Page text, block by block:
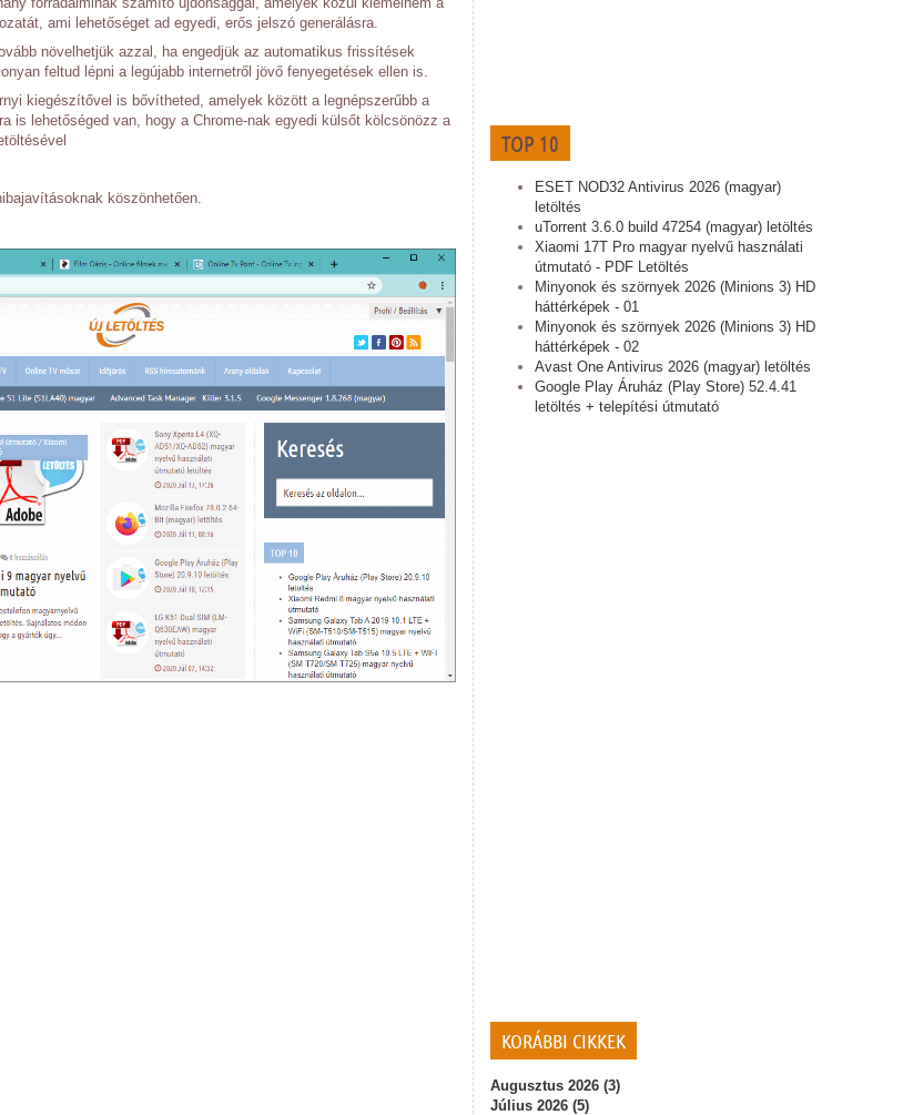
TOP 10
ESET NOD32 Antivirus 2026 (magyar)
letöltés
uTorrent 3.6.0 build 47254 (magyar) letöltés
Xiaomi 17T Pro magyar nyelvű használati
útmutató - PDF Letöltés
Minyonok és szörnyek 2026 (Minions 3) HD
háttérképek - 01
Minyonok és szörnyek 2026 (Minions 3) HD
háttérképek - 02
Avast One Antivirus 2026 (magyar) letöltés
Google Play Áruház (Play Store) 52.4.41
letöltés + telepítési útmutató
KORÁBBI CIKKEK
Augusztus 2026 (3)
Július 2026 (5)
ami lehetőséget ad egyedi, erős jelszó generálásra.
növelhetjük azzal, ha engedjük az automatikus frissítések
feltud lépni a legújabb internetről jövő fenyegetések ellen is.
kiegészítővel is bővítheted, amelyek között a legnépszerűbb a
is lehetőséged van, hogy a Chrome-nak egyedi külsőt kölcsönözz a
köszönhetően.